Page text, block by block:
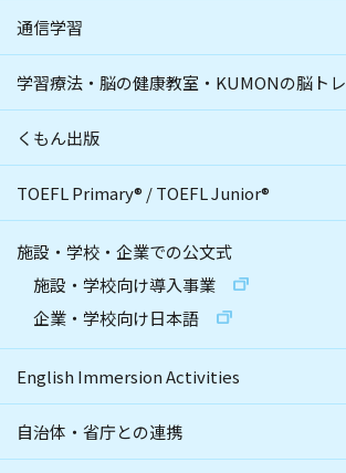
通信学習
学習療法・脳の健康教室・KUMONの脳トレ
くもん出版
TOEFL Primary® /TOEFL Junior®
施設・学校・企業での公文式
施設・学校向け導入事業
企業・学校向け日本語
English Immersion Activities
自治体・省庁との連携